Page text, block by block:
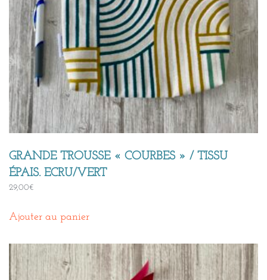
GRANDE TROUSSE « COURBES » / TISSU
ÉPAIS. ECRU/VERT
29,00€
Ajouter au panier